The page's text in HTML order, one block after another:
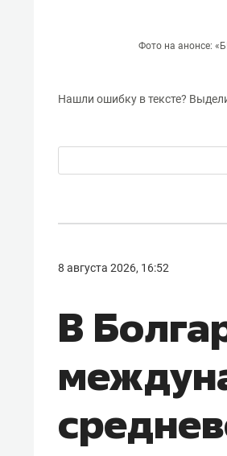
Фото на анонсе:
Нашли ошибку в тексте?
8 августа 2026, 16:52
В